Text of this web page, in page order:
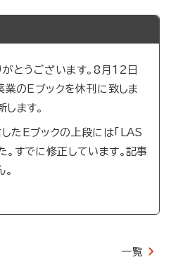
とうございます。8月12日
業のEブックを休刊に致しま
します。
Eブックの上段には「LAS
。すでに修正しています。記事
一覧